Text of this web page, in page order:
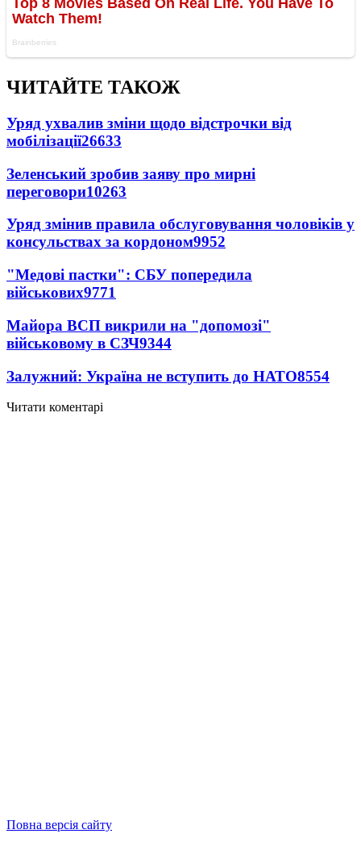
ЧИТАЙТЕ ТАКОЖ
Уряд ухвалив зміни щодо відстрочки від
мобілізації26633
Зеленський зробив заяву про мирні
переговори10263
Уряд змінив правила обслуговування чоловіків у
консульствах за кордоном9952
"Медові пастки": СБУ попередила
військових9771
Майора ВСП викрили на "допомозі"
військовому в СЗЧ9344
Залужний: Україна не вступить до НАТО8554
Читати коментарі
Повна версія сайту